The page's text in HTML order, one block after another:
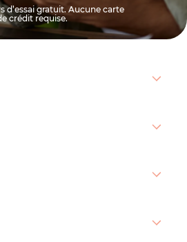
d’essai gratuit. Aucune carte
crédit requise.